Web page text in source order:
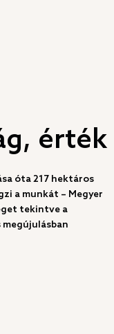
érték
óta 217 hektáros
a munkát – Megyer
tekintve a